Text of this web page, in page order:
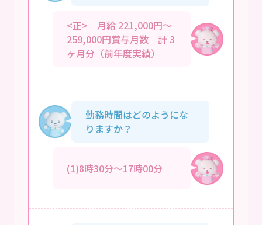
<正> 月給 221,000円～
259,000円賞与月数 計 3
ヶ月分（前年度実績）
勤務時間はどのようにな
りますか？
(1)8時30分～17時00分